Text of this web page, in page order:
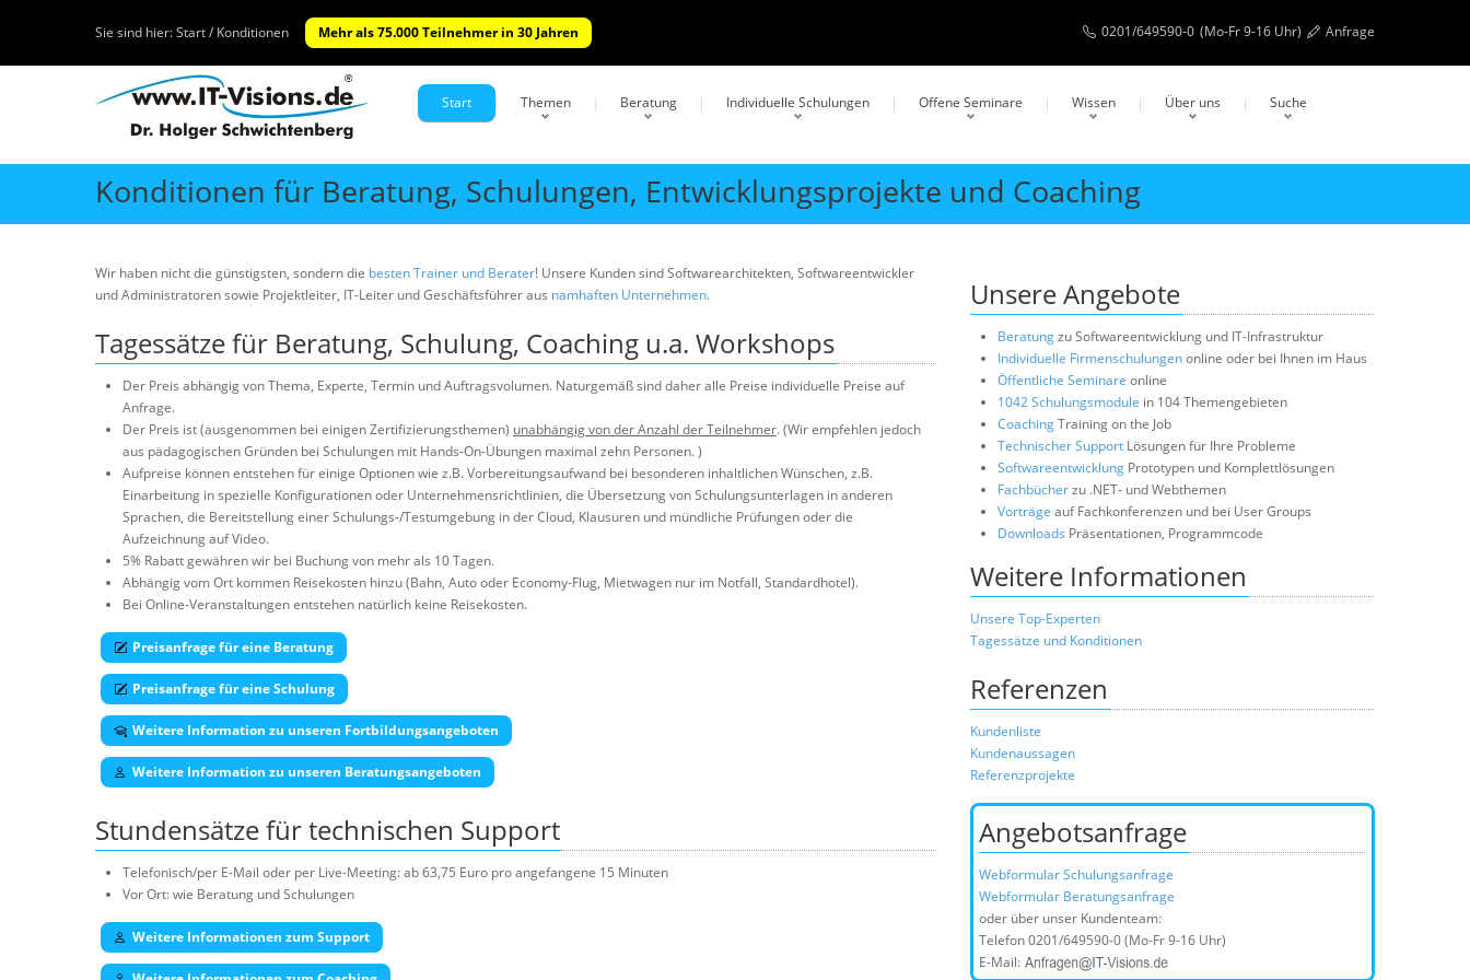
Sie sind hier:Start / Konditionen Mehr als 75.000 Teilnehmer in 30 Jahren 0201/649590-0 (Mo-Fr 9-16 Uhr) Anfrage
Start Themen Beratung Individuelle Schulungen Offene Seminare Wissen Über uns Suche
Konditionen für Beratung, Schulungen, Entwicklungsprojekte und Coaching
Wir haben nicht die günstigsten, sondern die besten Trainer und Berater! Unsere Kunden sind Softwarearchitekten, Softwareentwickler
und Administratoren sowie Projektleiter, IT-Leiter und Geschäftsführer aus namhaften Unternehmen.
Tagessätze für Beratung, Schulung, Coaching u.a. Workshops
Der Preis abhängig von Thema, Experte, Termin und Auftragsvolumen. Naturgemäß sind daher alle Preise individuelle Preise auf
Anfrage.
Der Preis ist (ausgenommen bei einigen Zertifizierungsthemen) unabhängig von der Anzahl der Teilnehmer. (Wir empfehlen jedoch
aus pädagogischen Gründen bei Schulungen mit Hands-On-Übungen maximal zehn Personen. )
Aufpreise können entstehen für einige Optionen wie z.B. Vorbereitungsaufwand bei besonderen inhaltlichen Wünschen, z.B.
Einarbeitung in spezielle Konfigurationen oder Unternehmensrichtlinien, die Übersetzung von Schulungsunterlagen in anderen
Sprachen, die Bereitstellung einer Schulungs-/Testumgebung in der Cloud, Klausuren und mündliche Prüfungen oder die
Aufzeichnung auf Video.
5% Rabatt gewähren wir bei Buchung von mehr als 10 Tagen.
Abhängig vom Ort kommen Reisekosten hinzu (Bahn, Auto oder Economy-Flug, Mietwagen nur im Notfall, Standardhotel).
Bei Online-Veranstaltungen entstehen natürlich keine Reisekosten.
Preisanfrage für eine Beratung
Preisanfrage für eine Schulung
Weitere Information zu unseren Fortbildungsangeboten
Weitere Information zu unseren Beratungsangeboten
Stundensätze für technischen Support
Telefonisch/per E-Mail oder per Live-Meeting: ab 63,75 Euro pro angefangene 15 Minuten
Vor Ort: wie Beratung und Schulungen
Weitere Informationen zum Support
Unsere Angebote
Beratungzu Softwareentwicklung und IT-Infrastruktur
Individuelle Firmenschulungenonline oder bei Ihnen im Haus
Öffentliche Seminare online
1042 Schulungsmodule in 104 Themengebieten
CoachingTraining on the Job
Technischer Support Lösungen für Ihre Probleme
Softwareentwicklung Prototypen und Komplettlösungen
Fachbücherzu .NET- und Webthemen
Vorträge auf Fachkonferenzen und bei User Groups
Downloads Präsentationen, Programmcode
Weitere Informationen
Unsere Top-Experten
Tagessätze und Konditionen
Referenzen
Kundenliste
Kundenaussagen
Referenzprojekte
Angebotsanfrage
Webformular Schulungsanfrage
Webformular Beratungsanfrage
oder über unser Kundenteam:
Telefon0201/649590-0(Mo-Fr 9-16 Uhr)
E-Mail: